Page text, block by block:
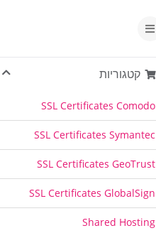
קטגוריות
SSL Certificates Comodo
SSL Certificates Symantec
SSL Certificates GeoTrust
SSL Certificates GlobalSign
Shared Hosting